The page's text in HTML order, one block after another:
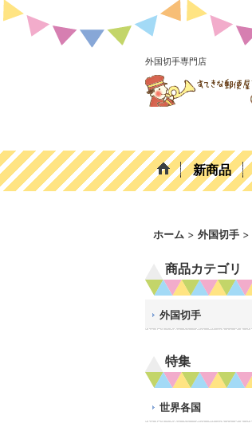
外国切手専門店
新商品
ホーム > 外国切手 >
商品カテゴリ
外国切手
特集
世界各国